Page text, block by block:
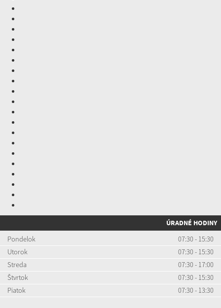
ÚRADNÉ HODINY
Pondelok
07:30 - 15:30
Utorok
07:30 - 15:30
Streda
07:30 - 17:00
Štvrtok
07:30 - 15:30
Piatok
07:30 - 13:30